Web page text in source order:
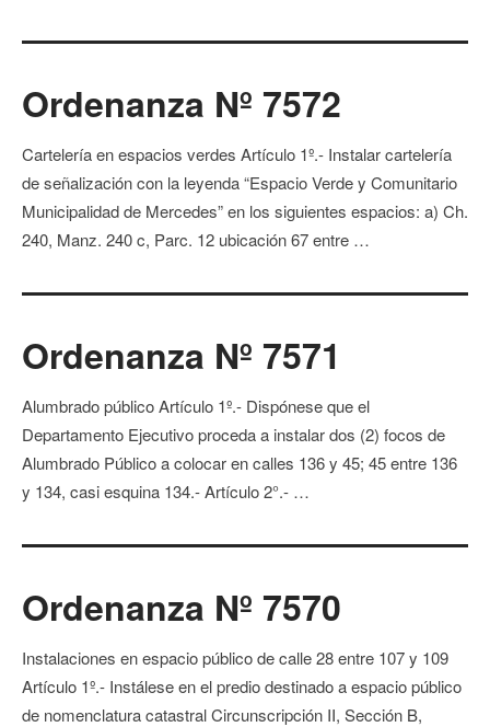
Ordenanza Nº 7572
Cartelería en espacios verdes Artículo 1º.- Instalar cartelería
de señalización con la leyenda “Espacio Verde y Comunitario
Municipalidad de Mercedes” en los siguientes espacios: a) Ch.
240, Manz. 240 c, Parc. 12 ubicación 67 entre …
Ordenanza Nº 7571
Alumbrado público Artículo 1º.- Dispónese que el
Departamento Ejecutivo proceda a instalar dos (2) focos de
Alumbrado Público a colocar en calles 136 y 45; 45 entre 136
y 134, casi esquina 134.- Artículo 2°.- …
Ordenanza Nº 7570
Instalaciones en espacio público de calle 28 entre 107 y 109
Artículo 1º.- Instálese en el predio destinado a espacio público
de nomenclatura catastral Circunscripción II, Sección B,